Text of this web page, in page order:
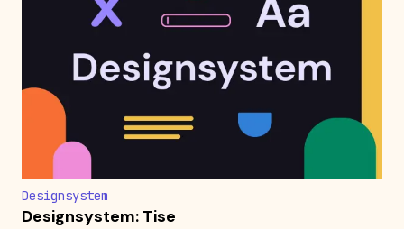
Designsystem
Designsystem: Tise